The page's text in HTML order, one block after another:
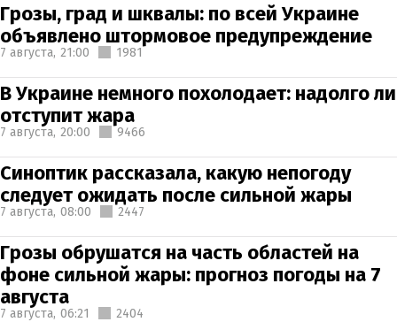
Грозы, град и шквалы: по всей Украине
объявлено штормовое предупреждение
7 августа, 21:00 1981
В Украине немного похолодает: надолго ли
отступит жара
7 августа, 20:00 9466
Синоптик рассказала, какую непогоду
следует ожидать после сильной жары
7 августа, 08:00 2447
Грозы обрушатся на часть областей на
фоне сильной жары: прогноз погоды на 7
августа
7 августа, 06:21 2404